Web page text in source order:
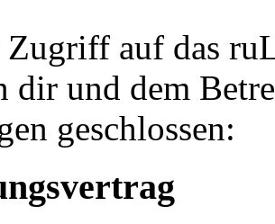
auf das
dir und dem
geschlossen: